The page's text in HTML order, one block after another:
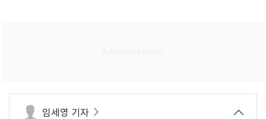
임세영 기자